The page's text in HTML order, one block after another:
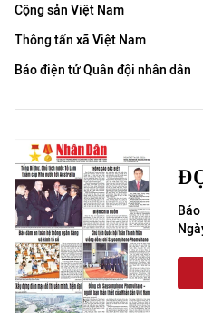
Cộng sản Việt Nam
Thông tấn xã Việt Nam
Báo điện tử Quân đội nhân dân